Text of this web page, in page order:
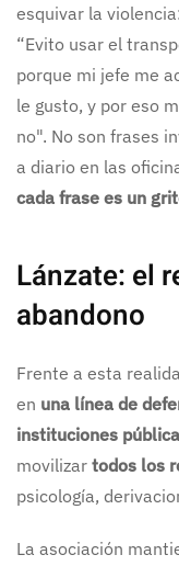
esquivar la
“Evito usar el
porque mi jefe me
le gusto, y por eso
no". No son frases
a diario en las
cada frase es un
Lánzate: el
abandono
Frente a esta
en una línea de
instituciones
movilizar todos los
psicología,
La asociación